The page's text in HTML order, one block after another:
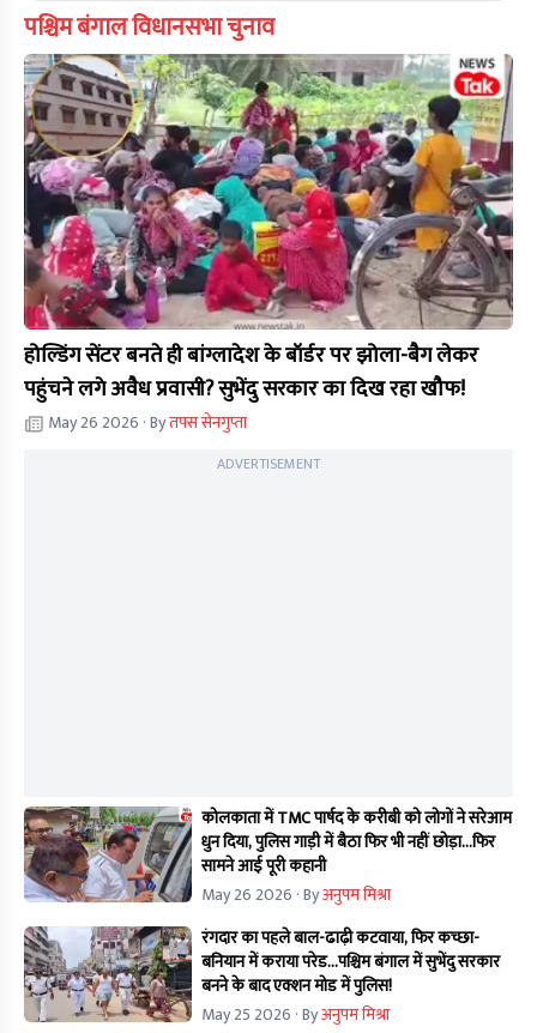
पश्चिम बंगाल विधानसभा चुनाव
होल्डिंग सेंटर बनते ही बांग्लादेश के बॉर्डर पर झोला-बैग लेकर
पहुंचने लगे अवैध प्रवासी? सुभेंदु सरकार का दिख रहा खौफ!
May 26 2026 · Byतपस सेनगुप्ता
ADVERTISEMENT
कोलकाता में TMC पार्षद के करीबी को लोगों ने सरेआम
धुन दिया, पुलिस गाड़ी में बैठा फिर भी नहीं छोड़ा...फिर
सामने आई पूरी कहानी
May 26 2026 · Byअनुपम मिश्रा
रंगदार का पहले बाल-ढाढ़ी कटवाया, फिर कच्छा-
बनियान में कराया परेड...पश्चिम बंगाल में सुभेंदु सरकार
बनने के बाद एक्शन मोड में पुलिस!
May 25 2026 · Byअनुपम मिश्रा